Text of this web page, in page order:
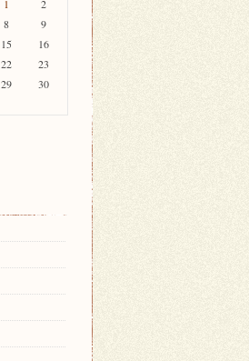
1
2
8
9
15
16
22
23
29
30